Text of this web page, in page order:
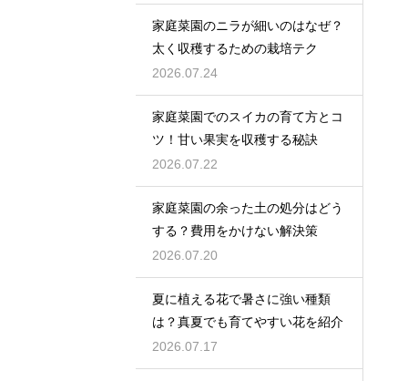
家庭菜園のニラが細いのはなぜ？
太く収穫するための栽培テク
2026.07.24
家庭菜園でのスイカの育て方とコ
ツ！甘い果実を収穫する秘訣
2026.07.22
家庭菜園の余った土の処分はどう
する？費用をかけない解決策
2026.07.20
夏に植える花で暑さに強い種類
は？真夏でも育てやすい花を紹介
2026.07.17